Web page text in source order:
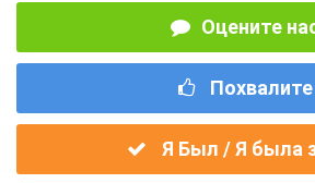
Оцените
Похвалите
Я Был / Я была